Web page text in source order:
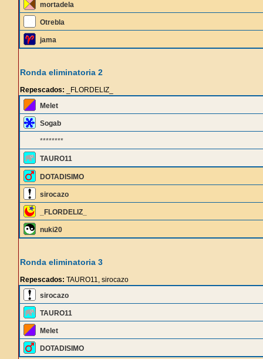
mortadela
Otrebla
jama
Ronda eliminatoria 2
Repescados: _FLORDELIZ_
Melet
Sogab
********
TAURO11
DOTADISIMO
sirocazo
_FLORDELIZ_
nuki20
Ronda eliminatoria 3
Repescados: TAURO11, sirocazo
sirocazo
TAURO11
Melet
DOTADISIMO